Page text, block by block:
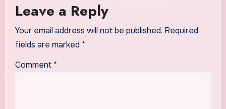
Leave a Reply
Your email address will not be published. Required
fields are marked *
Comment *